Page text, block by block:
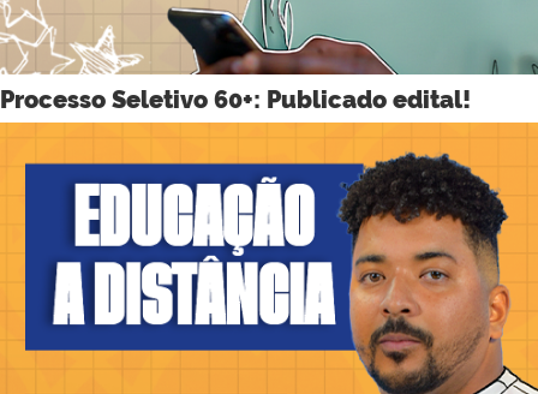
Processo Seletivo 60+: Publicado edital!